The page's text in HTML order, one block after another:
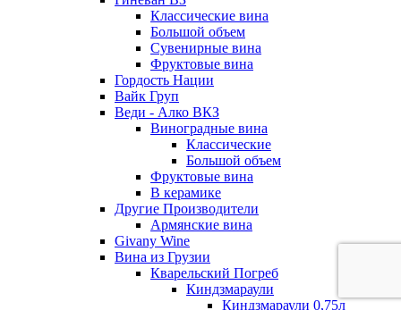
Классические вина
Большой объем
Сувенирные вина
Фруктовые вина
Гордость Нации
Вайк Груп
Веди - Алко ВКЗ
Виноградные вина
Классические
Большой объем
Фруктовые вина
В керамике
Другие Производители
Армянские вина
Givany Wine
Вина из Грузии
Кварельский Погреб
Киндзмараули
Киндзмараули 0,75л